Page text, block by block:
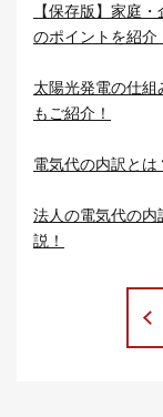
【保存版】家庭
のポイントを紹介
太陽光発電の仕
もご紹介！
電気代の内訳とは
法人の電気代の内
説！